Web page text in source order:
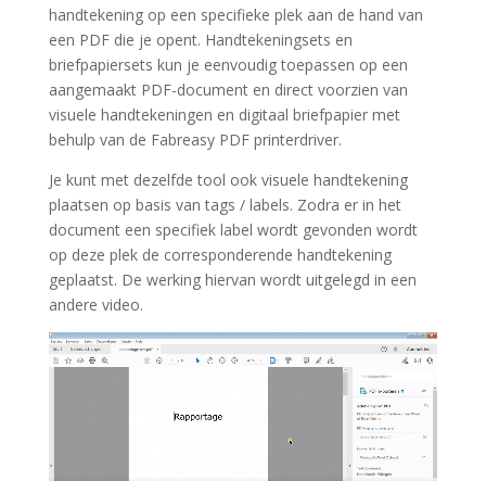
handtekening op een specifieke plek aan de hand van
een PDF die je opent. Handtekeningsets en
briefpapiersets kun je eenvoudig toepassen op een
aangemaakt PDF-document en direct voorzien van
visuele handtekeningen en digitaal briefpapier met
behulp van de Fabreasy PDF printerdriver.
Je kunt met dezelfde tool ook visuele handtekening
plaatsen op basis van tags / labels. Zodra er in het
document een specifiek label wordt gevonden wordt
op deze plek de corresponderende handtekening
geplaatst. De werking hiervan wordt uitgelegd in een
andere video.